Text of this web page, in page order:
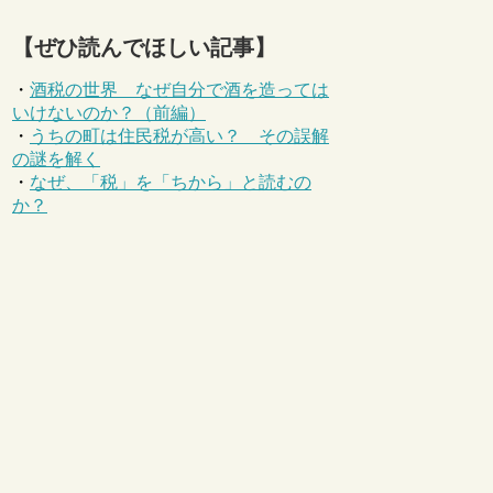
【ぜひ読んでほしい記事】
・ 酒税の世界 なぜ自分で酒を造っては
いけないのか？（前編）
・ うちの町は住民税が高い？ その誤解
の謎を解く
・ なぜ、「税」を「ちから」と読むの
か？